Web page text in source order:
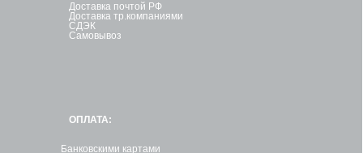
Доставка почтой РФ
Доставка тр.компаниями
СДЭК
Самовывоз
ОПЛАТА:
Банковскими картами